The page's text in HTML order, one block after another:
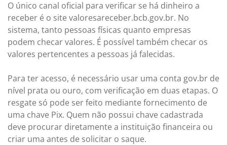
O único canal oficial para verificar se há dinheiro a
receber é o site valoresareceber.bcb.gov.br. No
sistema, tanto pessoas físicas quanto empresas
podem checar valores. É possível também checar os
valores pertencentes a pessoas já falecidas.
Para ter acesso, é necessário usar uma conta gov.br de
nível prata ou ouro, com verificação em duas etapas. O
resgate só pode ser feito mediante fornecimento de
uma chave Pix. Quem não possui chave cadastrada
deve procurar diretamente a instituição financeira ou
criar uma antes de solicitar o saque.